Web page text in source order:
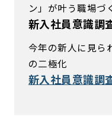
ン」が叶う職場づ
新入社員意識調
今年の新人に見ら
の二極化
新入社員意識調